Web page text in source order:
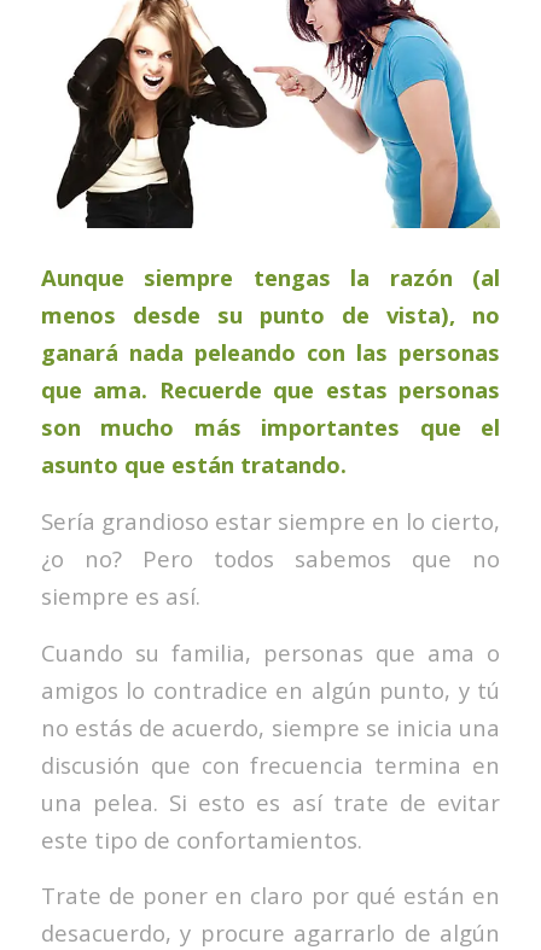
Aunque siempre tengas la razón (al
menos desde su punto de vista), no
ganará nada peleando con las personas
que ama. Recuerde que estas personas
son mucho más importantes que el
asunto que están tratando.
Sería grandioso estar siempre en lo cierto,
¿o no? Pero todos sabemos que no
siempre es así.
Cuando su familia, personas que ama o
amigos lo contradice en algún punto, y tú
no estás de acuerdo, siempre se inicia una
discusión que con frecuencia termina en
una pelea. Si esto es así trate de evitar
este tipo de confortamientos.
Trate de poner en claro por qué están en
desacuerdo, y procure agarrarlo de algún